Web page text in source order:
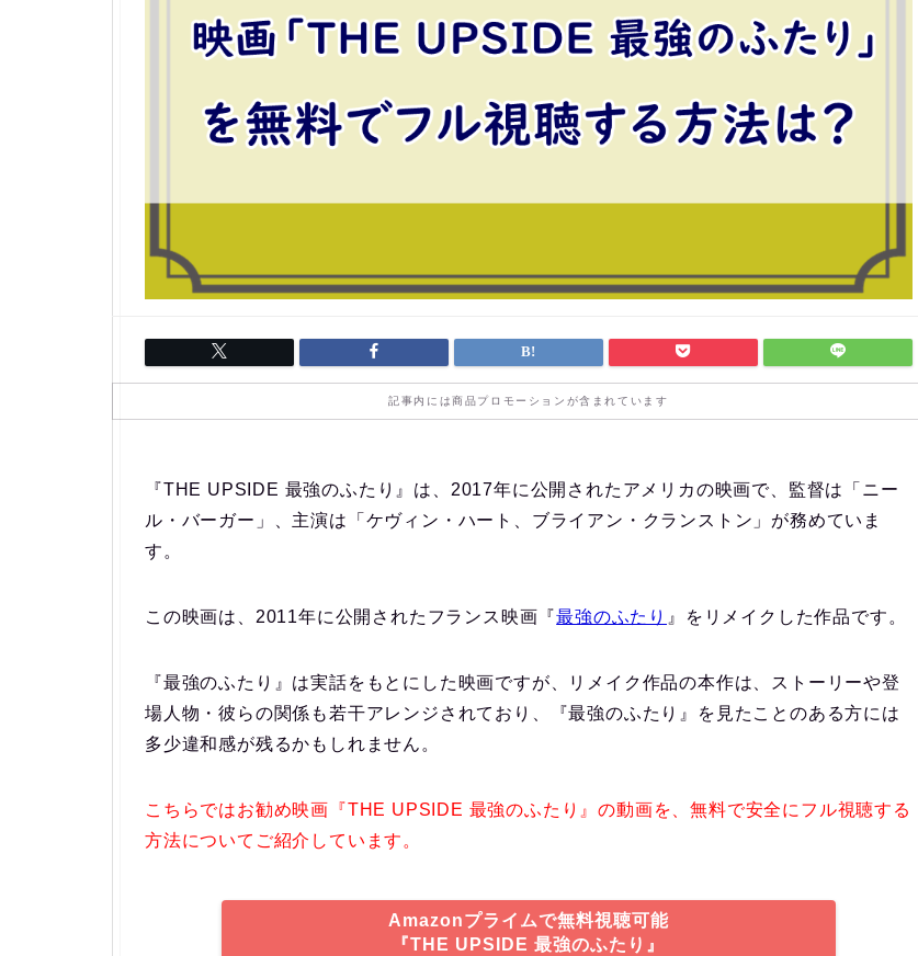
記事内には商品プロモーションが含まれています
『THE UPSIDE 最強のふたり』は、2017年に公開されたアメリカの映画で、監督は「ニー
ル・バーガー」、主演は「ケヴィン・ハート、ブライアン・クランストン」が務めていま
す。
この映画は、2011年に公開されたフランス映画『最強のふたり 』をリメイクした作品です。
『最強のふたり』は実話をもとにした映画ですが、リメイク作品の本作は、ストーリーや登
場人物・彼らの関係も若干アレンジされており、『最強のふたり』を見たことのある方には
多少違和感が残るかもしれません。
こちらではお勧め映画『THE UPSIDE 最強のふたり』の動画を、無料で安全にフル視聴する
方法についてご紹介しています。
Amazonプライムで無料視聴可能
『THE UPSIDE 最強のふたり』